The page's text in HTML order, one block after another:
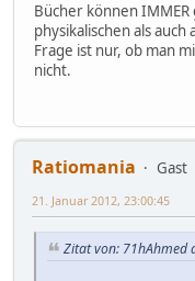
Bücher können
physikalischen als
Frage ist nur, ob man
nicht.
Ratiomania
Gast
21. Januar 2012, 23:00:45
Zitat von: 71hAhmed